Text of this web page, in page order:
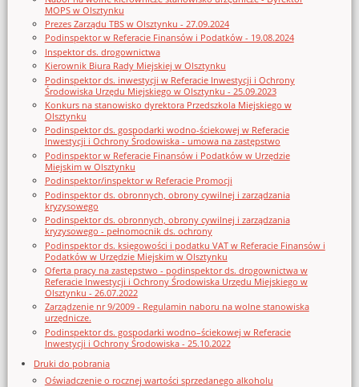
MOPS w Olsztynku
Prezes Zarządu TBS w Olsztynku - 27.09.2024
Podinspektor w Referacie Finansów i Podatków - 19.08.2024
Inspektor ds. drogownictwa
Kierownik Biura Rady Miejskiej w Olsztynku
Podinspektor ds. inwestycji w Referacie Inwestycji i Ochrony
Środowiska Urzędu Miejskiego w Olsztynku - 25.09.2023
Konkurs na stanowisko dyrektora Przedszkola Miejskiego w
Olsztynku
Podinspektor ds. gospodarki wodno-ściekowej w Referacie
Inwestycji i Ochrony Środowiska - umowa na zastępstwo
Podinspektor w Referacie Finansów i Podatków w Urzędzie
Miejskim w Olsztynku
Podinspektor/inspektor w Referacie Promocji
Podinspektor ds. obronnych, obrony cywilnej i zarządzania
kryzysowego
Podinspektor ds. obronnych, obrony cywilnej i zarządzania
kryzysowego - pełnomocnik ds. ochrony
Podinspektor ds. księgowości i podatku VAT w Referacie Finansów i
Podatków w Urzędzie Miejskim w Olsztynku
Oferta pracy na zastępstwo - podinspektor ds. drogownictwa w
Referacie Inwestycji i Ochrony Środowiska Urzędu Miejskiego w
Olsztynku - 26.07.2022
Zarządzenie nr 9/2009 - Regulamin naboru na wolne stanowiska
urzędnicze.
Podinspektor ds. gospodarki wodno–ściekowej w Referacie
Inwestycji i Ochrony Środowiska - 25.10.2022
Druki do pobrania
Oświadczenie o rocznej wartości sprzedanego alkoholu